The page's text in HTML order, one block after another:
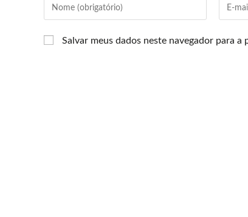
Salvar meus dados neste navegador para a